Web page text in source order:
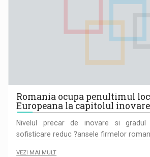
Romania ocupa penultimul
Europeana la capitolul inovare
Nivelul precar de inovare si
sofisticare reduc ?ansele firmelor
VEZI MAI MULT